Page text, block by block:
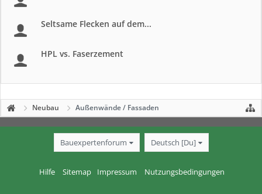
Seltsame Flecken auf dem...
HPL vs. Faserzement
Neubau Außenwände / Fassaden
Bauexpertenforum Deutsch [Du]
Hilfe Sitemap Impressum Nutzungsbedingungen